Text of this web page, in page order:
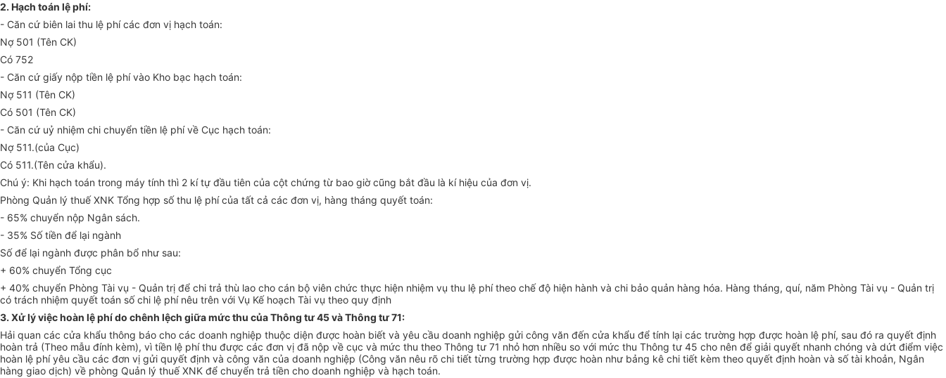
2. Hạch toán lệ phí:
- Căn cứ biên lai thu lệ phí các đơn vị hạch toán:
Nợ 501 (Tên CK)
Có 752
- Căn cứ giấy nộp tiền lệ phí vào Kho bạc hạch toán:
Nợ 511 (Tên CK)
Có 501 (Tên CK)
- Căn cứ uỷ nhiệm chi chuyển tiền lệ phí về Cục hạch toán:
Nợ 511.(của Cục)
Có 511.(Tên cửa khẩu).
Chú ý: Khi hạch toán trong máy tính thì 2 kí tự đầu tiên của cột chứng từ bao giờ cũng bắt đầu là kí hiệu của đơn vị.
Phòng Quản lý thuế XNK Tổng hợp số thu lệ phí của tất cả các đơn vị, hàng tháng quyết toán:
- 65% chuyển nộp Ngân sách.
- 35% Số tiền để lại ngành
Số để lại ngành được phân bổ như sau:
+ 60% chuyển Tổng cục
+ 40% chuyển Phòng Tài vụ - Quản trị để chi trả thù lao cho cán bộ viên chức thực hiện nhiệm vụ thu lệ phí theo chế độ hiện hành và chi bảo quản hàng hóa. Hàng tháng, quí, năm Phòng Tài vụ - Quản trị
có trách nhiệm quyết toán số chi lệ phí nêu trên với Vụ Kế hoạch Tài vụ theo quy định
3. Xử lý việc hoàn lệ phí do chênh lệch giữa mức thu của Thông tư 45 và Thông tư 71:
Hải quan các cửa khẩu thông báo cho các doanh nghiệp thuộc diện được hoàn biết và yêu cầu doanh nghiệp gửi công văn đến cửa khẩu để tính lại các trường hợp được hoàn lệ phí, sau đó ra quyết định
hoàn trả (Theo mẫu đính kèm), vì tiền lệ phí thu được các đơn vị đã nộp về cục và mức thu theo Thông tư 71 nhỏ hơn nhiều so với mức thu Thông tư 45 cho nên để giải quyết nhanh chóng và dứt điểm việc
hoàn lệ phí yêu cầu các đơn vị gửi quyết định và công văn của doanh nghiệp (Công văn nêu rõ chi tiết từng trường hợp được hoàn như bảng kê chi tiết kèm theo quyết định hoàn và số tài khoản, Ngân
hàng giao dịch) về phòng Quản lý thuế XNK để chuyển trả tiền cho doanh nghiệp và hạch toán.